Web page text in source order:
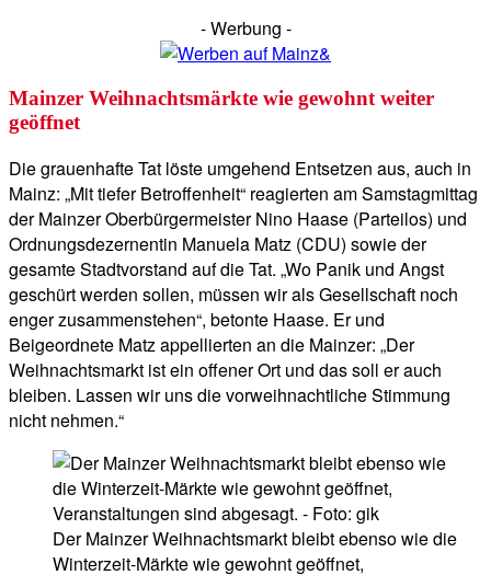
- Werbung -
Mainzer Weihnachtsmärkte wie gewohnt weiter
geöffnet
Die grauenhafte Tat löste umgehend Entsetzen aus, auch in
Mainz: „Mit tiefer Betroffenheit“ reagierten am Samstagmittag
der Mainzer Oberbürgermeister Nino Haase (Parteilos) und
Ordnungsdezernentin Manuela Matz (CDU) sowie der
gesamte Stadtvorstand auf die Tat. „Wo Panik und Angst
geschürt werden sollen, müssen wir als Gesellschaft noch
enger zusammenstehen“, betonte Haase. Er und
Beigeordnete Matz appellierten an die Mainzer: „Der
Weihnachtsmarkt ist ein offener Ort und das soll er auch
bleiben. Lassen wir uns die vorweihnachtliche Stimmung
nicht nehmen.“
Der Mainzer Weihnachtsmarkt bleibt ebenso wie die
Winterzeit-Märkte wie gewohnt geöffnet,